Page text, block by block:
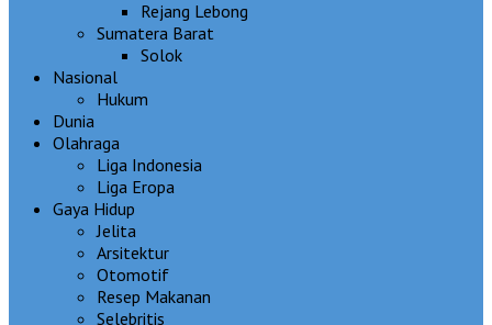
Rejang Lebong
Sumatera Barat
Solok
Nasional
Hukum
Dunia
Olahraga
Liga Indonesia
Liga Eropa
Gaya Hidup
Jelita
Arsitektur
Otomotif
Resep Makanan
Selebritis